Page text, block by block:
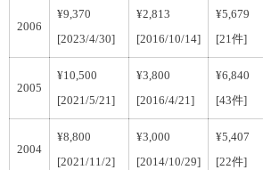
2006
¥9,370
[2023/4/30]
¥2,813
[2016/10/14]
¥5,679
[21件]
2005
¥10,500
[2021/5/21]
¥3,800
[2016/4/21]
¥6,840
[43件]
2004
¥8,800
[2021/11/2]
¥3,000
[2014/10/29]
¥5,407
[22件]